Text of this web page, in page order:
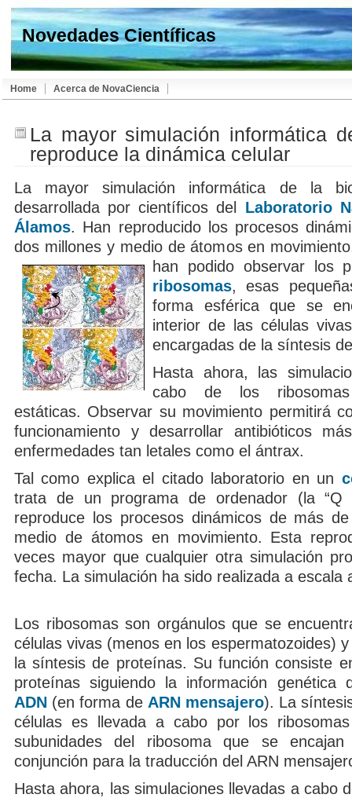
Novedades Científicas
Home Acerca de NovaCiencia
La mayor simulación informática
reproduce la dinámica celular
La mayor simulación informática de la
desarrollada por científicos del Laboratorio
Álamos. Han reproducido los procesos
dos millones y medio de átomos en
han podido observar los
ribosomas, esas
forma esférica que se
interior de las células
encargadas de la síntesis
Hasta ahora, las
cabo de los
estáticas. Observar su movimiento permitirá
funcionamiento y desarrollar antibióticos
enfermedades tan letales como el ántrax.
Tal como explica el citado laboratorio en un
trata de un programa de ordenador (la “Q
reproduce los procesos dinámicos de más
medio de átomos en movimiento. Esta
veces mayor que cualquier otra simulación
fecha. La simulación ha sido realizada a escala
Los ribosomas son orgánulos que se
células vivas (menos en los espermatozoides)
la síntesis de proteínas. Su función consiste
proteínas siguiendo la información genética
ADN (en forma de ARN mensajero). La
células es llevada a cabo por los
subunidades del ribosoma que se
conjunción para la traducción del ARN
Hasta ahora, las simulaciones llevadas a cabo